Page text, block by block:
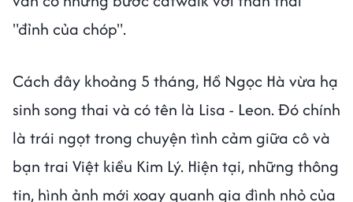
"đỉnh của chóp".
Cách đây khoảng 5 tháng, Hồ Ngọc Hà vừa hạ
sinh song thai và có tên là Lisa - Leon. Đó chính
là trái ngọt trong chuyện tình cảm giữa cô và
bạn trai Việt kiều Kim Lý. Hiện tại, những thông
tin, hình ảnh mới xoay quanh gia đình nhỏ của